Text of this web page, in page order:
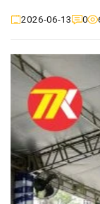
2026-06-13 0